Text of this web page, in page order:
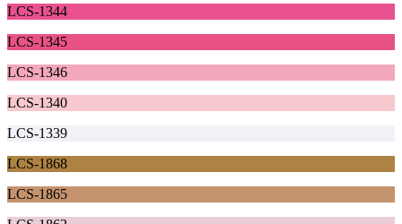
LCS-1344
LCS-1345
LCS-1346
LCS-1340
LCS-1339
LCS-1868
LCS-1865